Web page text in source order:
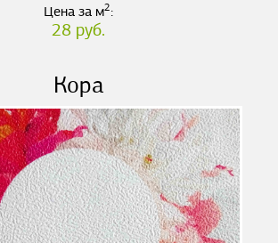
Цена за м2:
28 руб.
Кора